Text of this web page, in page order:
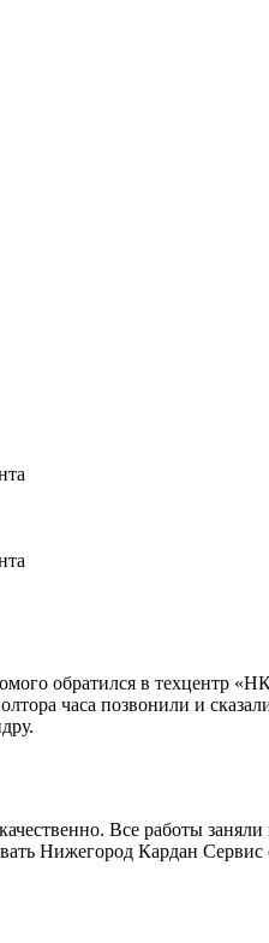
обратился в техцентр
часа позвонили и
Все работы заняли
Нижегород Кардан